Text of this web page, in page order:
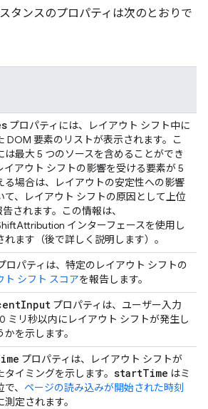
タンスのプロパティは次のとおりで
プロパティには、レイアウト シフト中に
DOM 要素のリストが表示されます。こ
は最大 5 つのソースを含めることができ
イアウト シフトの影響を受ける要素が 5
る場合は、レイアウトの安定性への影響
て、レイアウト シフトの原因として上位
されます。この情報は、
インターフェースを使用し
れます（後で詳しく説明します）。
ロパティは、特定のレイアウト シフトの
ト シフト スコアを報告します。
Input プロパティは、ユーザー入力
ミリ秒以内にレイアウト シフトが発生し
かを示します。
プロパティは、レイアウト シフトが
タイミングを示します。 startTime はミ
、 ページの読み込みが開始された時刻
測定されます。